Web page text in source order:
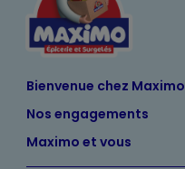
Bienvenue chez Maximo
Nos engagements
Maximo et vous